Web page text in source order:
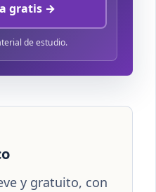
gratis →
de estudio.
y gratuito, con